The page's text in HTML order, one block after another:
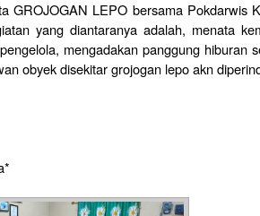
GROJOGAN LEPO bersama Pokdarwis
yang diantaranya adalah, menata
mengadakan panggung hiburan
obyek disekitar grojogan lepo akn